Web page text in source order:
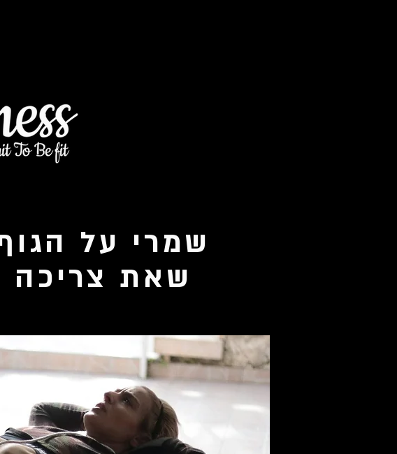
שמרי על
שאת צריכה